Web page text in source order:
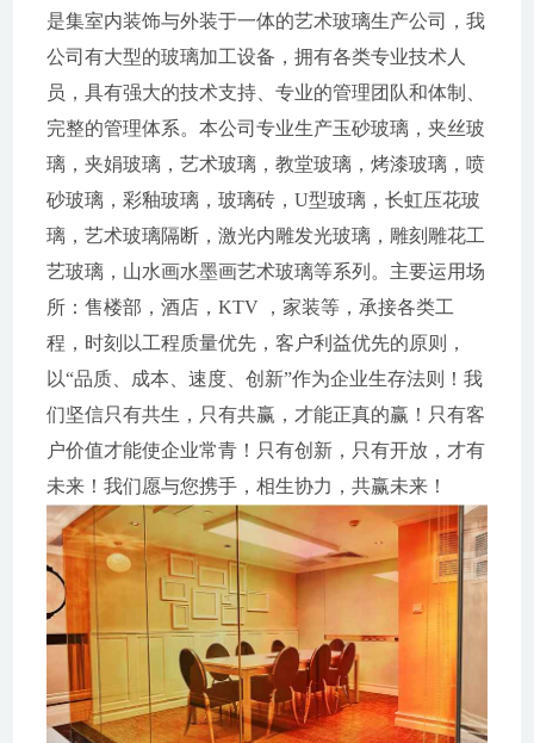
是集室内装饰与外装于一体的艺术玻璃生产公司，我
公司有大型的玻璃加工设备，拥有各类专业技术人
员，具有强大的技术支持、专业的管理团队和体制、
完整的管理体系。本公司专业生产玉砂玻璃，夹丝玻
璃，夹娟玻璃，艺术玻璃，教堂玻璃，烤漆玻璃，喷
砂玻璃，彩釉玻璃，玻璃砖，U型玻璃，长虹压花玻
璃，艺术玻璃隔断，激光内雕发光玻璃，雕刻雕花工
艺玻璃，山水画水墨画艺术玻璃等系列。主要运用场
所：售楼部，酒店，KTV ，家装等，承接各类工
程，时刻以工程质量优先，客户利益优先的原则，
以“品质、成本、速度、创新”作为企业生存法则！我
们坚信只有共生，只有共赢，才能正真的赢！只有客
户价值才能使企业常青！只有创新，只有开放，才有
未来！我们愿与您携手，相生协力，共赢未来！